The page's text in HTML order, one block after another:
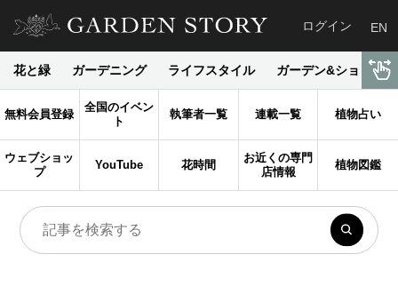
ログイン EN
花と緑 ガーデニング ライフスタイル ガーデン&ショップ
無料会員登録
全国のイベン
ト
執筆者一覧 連載一覧 植物占い
ウェブショッ
プ
YouTube 花時間
お近くの専門
店情報
植物図鑑